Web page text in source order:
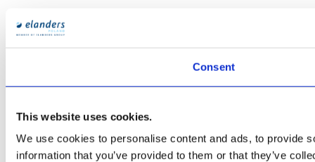
Consent
This website uses cookies.
We use cookies to personalise content and ads, to provide
information that you’ve provided to them or that they’ve